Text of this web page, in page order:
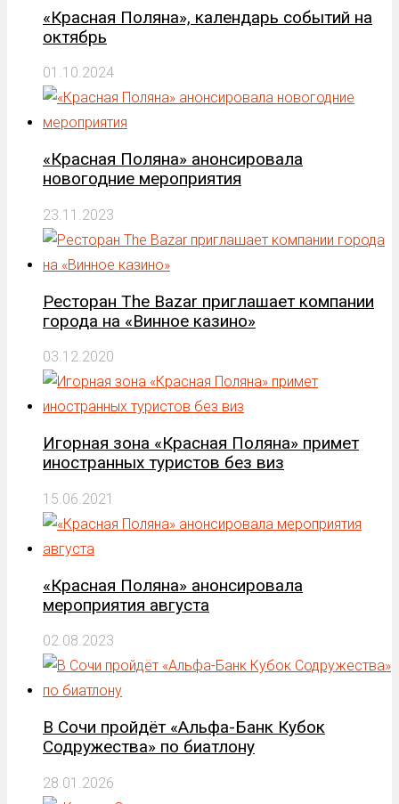
«Красная Поляна», календарь событий на
октябрь
01.10.2024
«Красная Поляна» анонсировала
новогодние мероприятия
23.11.2023
Ресторан The Bazar приглашает компании
города на «Винное казино»
03.12.2020
Игорная зона «Красная Поляна» примет
иностранных туристов без виз
15.06.2021
«Красная Поляна» анонсировала
мероприятия августа
02.08.2023
В Сочи пройдёт «Альфа-Банк Кубок
Содружества» по биатлону
28.01.2026